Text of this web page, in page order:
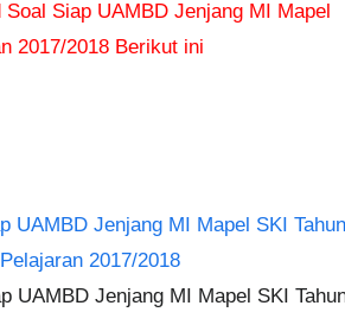
Soal Siap UAMBD Jenjang MI Mapel
2017/2018 Berikut ini
UAMBD Jenjang MI Mapel SKI
Pelajaran 2017/2018
UAMBD Jenjang MI Mapel SKI